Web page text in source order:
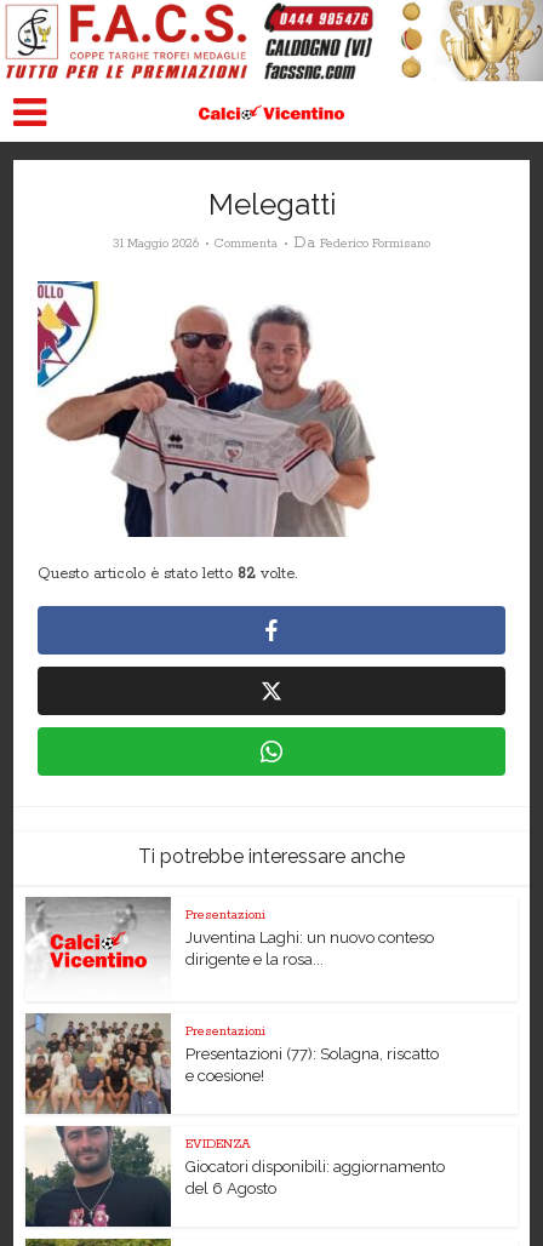
Melegatti
31 Maggio 2026 Commenta Da Federico Formisano
Questo articolo è stato letto 82 volte.
Ti potrebbe interessare anche
Presentazioni
Juventina Laghi: un nuovo conteso
dirigente e la rosa...
Presentazioni
Presentazioni (77): Solagna, riscatto
e coesione!
EVIDENZA
Giocatori disponibili: aggiornamento
del 6 Agosto